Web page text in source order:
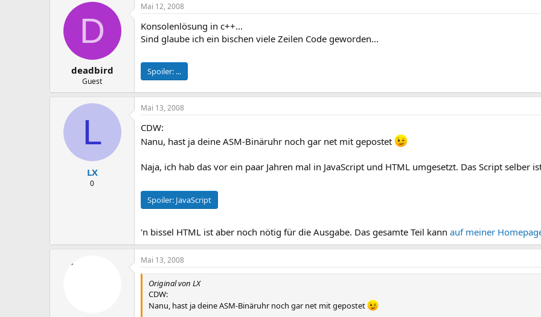
D
deadbird
Guest
Mai 12, 2008
Konsolenlösung in c++...
Sind glaube ich ein bischen viele Zeilen Code geworden...
Spoiler: ...
L
LX
0
Mai 13, 2008
CDW:
Nanu, hast ja deine ASM-Binäruhr noch gar net mit gepostet
Naja, ich hab das vor ein paar Jahren mal in JavaScript und HTML umgesetzt. Das Script selber
Spoiler: JavaScript
'n bissel HTML ist aber noch nötig für die Ausgabe. Das gesamte Teil kann auf meiner
Mai 13, 2008
Original von LX
CDW:
Nanu, hast ja deine ASM-Binäruhr noch gar net mit gepostet